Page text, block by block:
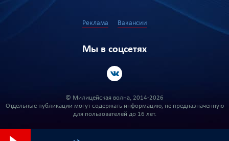
Реклама Вакансии
Мы в соцсетях
© Милицейская волна, 2014-2026
Отдельные публикации могут содержать информацию, не предназначенную
для пользователей до 16 лет.